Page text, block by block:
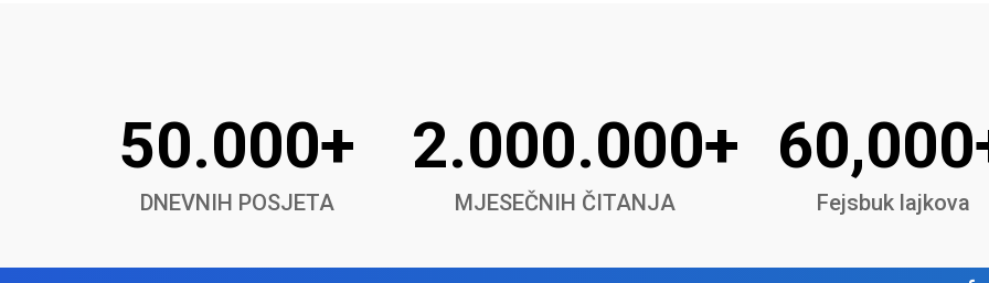
50.000+
DNEVNIH POSJETA
2.000.000+
MJESEČNIH ČITANJA Fejsbuk lajkova